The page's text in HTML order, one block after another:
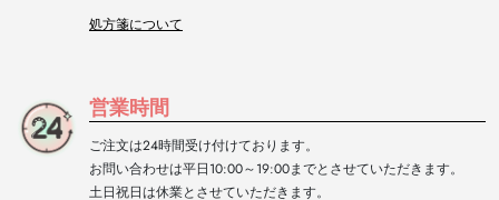
処方箋について
営業時間
ご注文は24時間受け付けております。
お問い合わせは平日10:00～19:00までとさせていただきます。
土日祝日は休業とさせていただきます。